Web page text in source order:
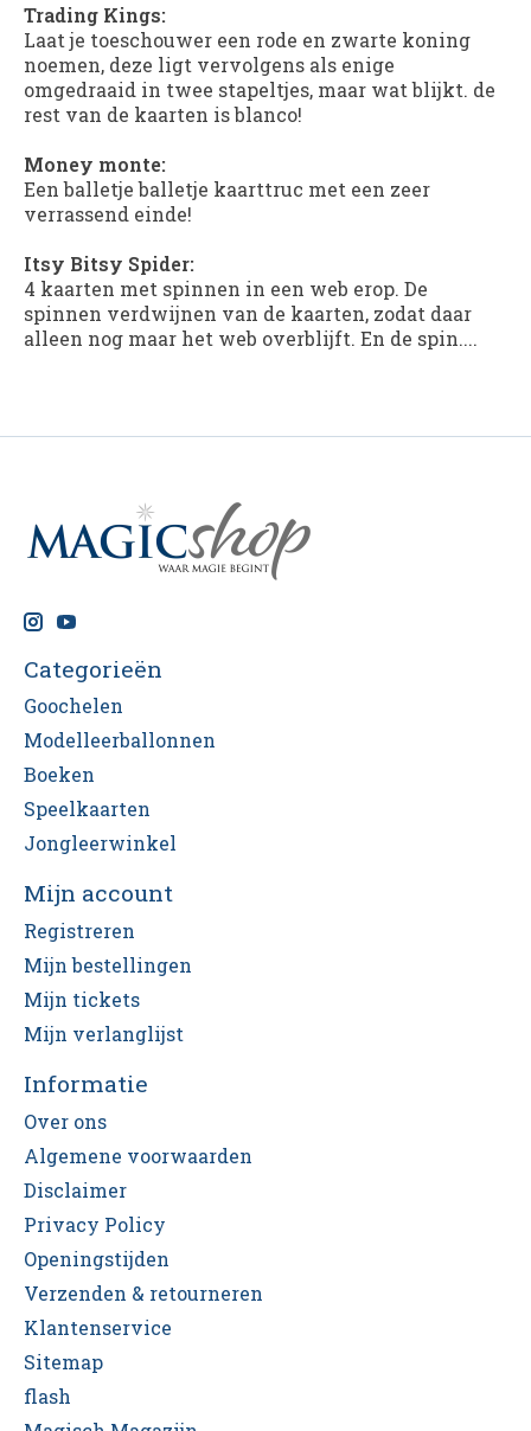
Trading Kings:
Laat je toeschouwer een rode en zwarte koning
noemen, deze ligt vervolgens als enige
omgedraaid in twee stapeltjes, maar wat blijkt. de
rest van de kaarten is blanco!
Money monte:
Een balletje balletje kaarttruc met een zeer
verrassend einde!
Itsy Bitsy Spider:
4 kaarten met spinnen in een web erop. De
spinnen verdwijnen van de kaarten, zodat daar
alleen nog maar het web overblijft. En de spin....
Categorieën
Goochelen
Modelleerballonnen
Boeken
Speelkaarten
Jongleerwinkel
Mijn account
Registreren
Mijn bestellingen
Mijn tickets
Mijn verlanglijst
Informatie
Over ons
Algemene voorwaarden
Disclaimer
Privacy Policy
Openingstijden
Verzenden & retourneren
Klantenservice
Sitemap
flash